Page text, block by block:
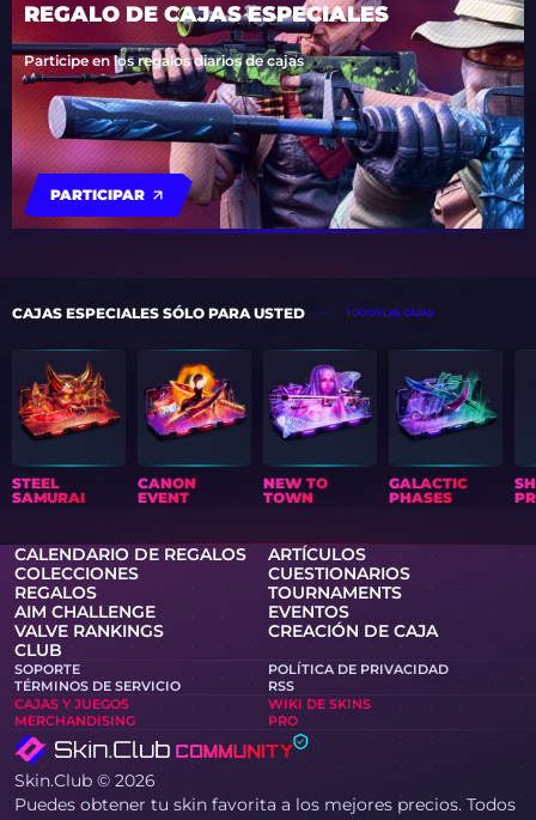
REGALO DE CAJAS ESPECIALES
Participe en los regalos diarios de cajas
PARTICIPAR
CAJAS ESPECIALES SÓLO PARA USTED TODOS LAS CAJAS
STEEL
SAMURAI
CANON
EVENT
NEW TO
TOWN
GALACTIC
PHASES
CALENDARIO DE REGALOS
ARTÍCULOS
COLECCIONES
CUESTIONARIOS
REGALOS
TOURNAMENTS
AIM CHALLENGE
EVENTOS
VALVE RANKINGS
CREACIÓN DE CAJA
CLUB
SOPORTE
POLÍTICA DE PRIVACIDAD
TÉRMINOS DE SERVICIO
RSS
CAJAS Y JUEGOS
WIKI DE SKINS
MERCHANDISING
PRO
Skin.Club © 2026
Puedes obtener tu skin favorita a los mejores precios. Todos